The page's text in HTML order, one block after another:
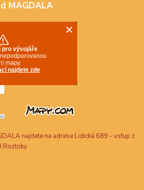
MAGDALA
najdete na adrese Lidická 689 - vstup z
Roztoky